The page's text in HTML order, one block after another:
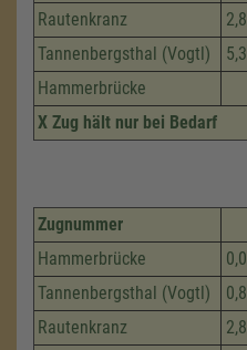
Rautenkranz
2,8
Tannenbergsthal (Vogtl)
5,3
Hammerbrücke
X Zug hält nur bei Bedarf
Zugnummer
Hammerbrücke
0,0
Tannenbergsthal (Vogtl)
0,8
Rautenkranz
2,8